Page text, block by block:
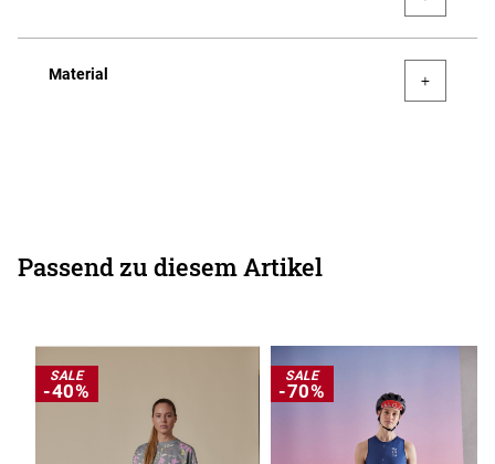
Material
Passend zu diesem Artikel
SALE
-40%
SALE
-70%